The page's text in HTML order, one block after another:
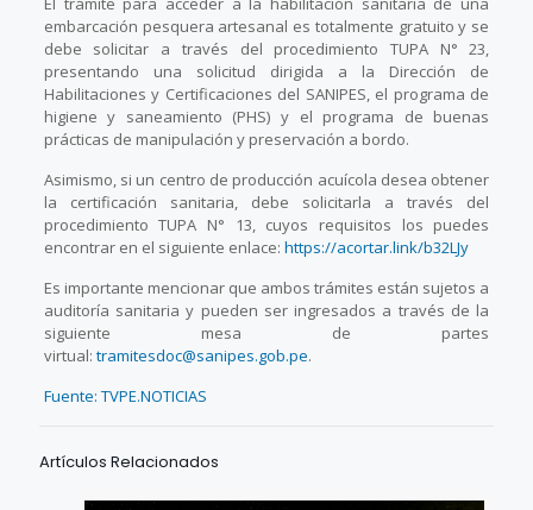
embarcación pesquera artesanal es totalmente gratuito y se
debe solicitar a través del procedimiento TUPA N° 23,
presentando una solicitud dirigida a la Dirección de
Habilitaciones y Certificaciones del SANIPES, el programa de
higiene y saneamiento (PHS) y el programa de buenas
prácticas de manipulación y preservación a bordo.
Asimismo, si un centro de producción acuícola desea obtener
la certificación sanitaria, debe solicitarla a través del
procedimiento TUPA N° 13, cuyos requisitos los puedes
encontrar en el siguiente enlace: https://acortar.link/b32LJy
Es importante mencionar que ambos trámites están sujetos a
auditoría sanitaria y pueden ser ingresados a través de la
siguiente mesa de partes
virtual: tramitesdoc@sanipes.gob.pe.
Fuente: TVPE.NOTICIAS
Artículos Relacionados